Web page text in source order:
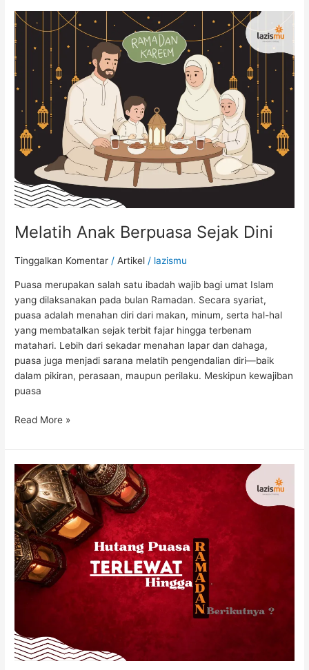
Melatih Anak Berpuasa Sejak Dini
Tinggalkan Komentar /Artikel / lazismu
Puasa merupakan salah satu ibadah wajib bagi umat Islam
yang dilaksanakan pada bulan Ramadan. Secara syariat,
puasa adalah menahan diri dari makan, minum, serta hal-hal
yang membatalkan sejak terbit fajar hingga terbenam
matahari. Lebih dari sekadar menahan lapar dan dahaga,
puasa juga menjadi sarana melatih pengendalian diri—baik
dalam pikiran, perasaan, maupun perilaku. Meskipun kewajiban
puasa
Melatih
Anak
Berpuasa
Sejak
Dini
Read More »
Hutang
Puasa
Ramadan
Terlewat
hingga
Ramadan
Berikutnya?